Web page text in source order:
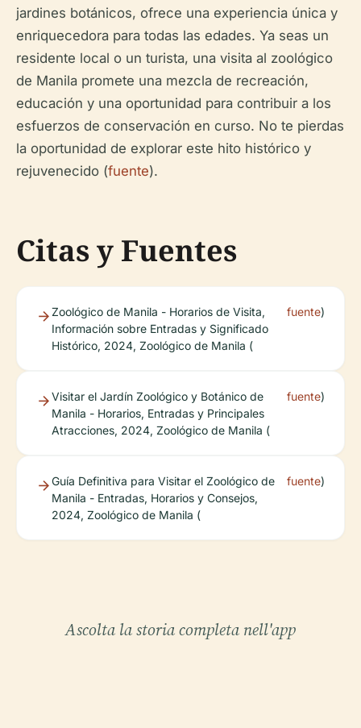
jardines botánicos, ofrece una experiencia única y
enriquecedora para todas las edades. Ya seas un
residente local o un turista, una visita al zoológico
de Manila promete una mezcla de recreación,
educación y una oportunidad para contribuir a los
esfuerzos de conservación en curso. No te pierdas
la oportunidad de explorar este hito histórico y
rejuvenecido (fuente).
Citas y Fuentes
Zoológico de Manila - Horarios de Visita,
Información sobre Entradas y Significado
Histórico, 2024, Zoológico de Manila (
fuente)
Visitar el Jardín Zoológico y Botánico de
Manila - Horarios, Entradas y Principales
Atracciones, 2024, Zoológico de Manila (
fuente)
Guía Definitiva para Visitar el Zoológico de
Manila - Entradas, Horarios y Consejos,
2024, Zoológico de Manila (
fuente)
Ascolta la storia completa nell'app